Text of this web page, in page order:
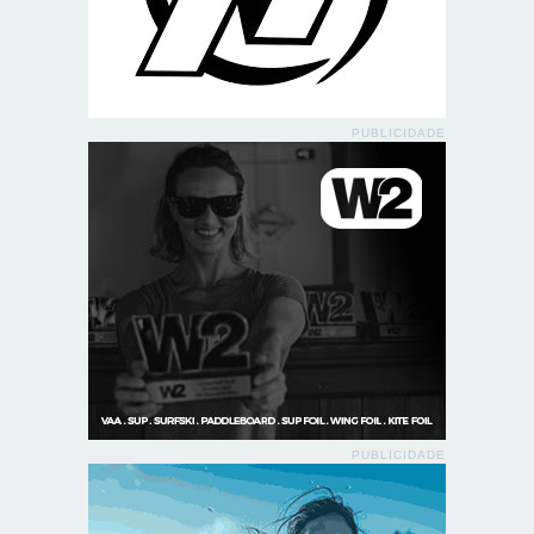
PUBLICIDADE
PUBLICIDADE